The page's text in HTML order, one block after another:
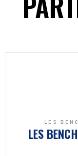
LES
LES